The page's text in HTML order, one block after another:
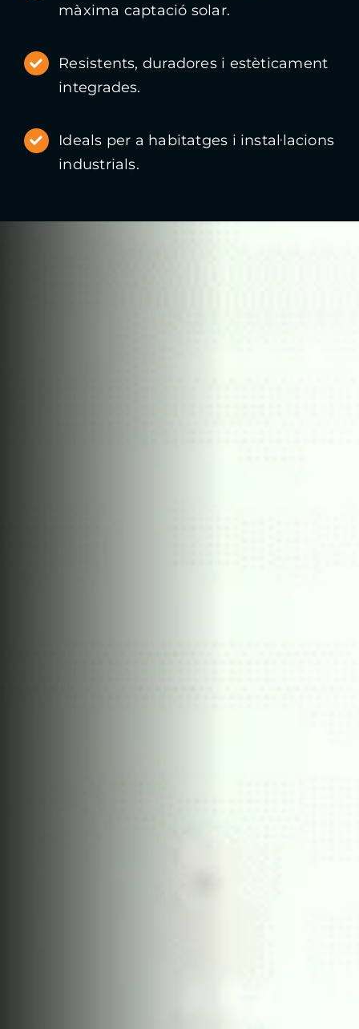
màxima captació solar.
Resistents, duradores i estèticament
integrades.
Ideals per a habitatges i instal·lacions
industrials.